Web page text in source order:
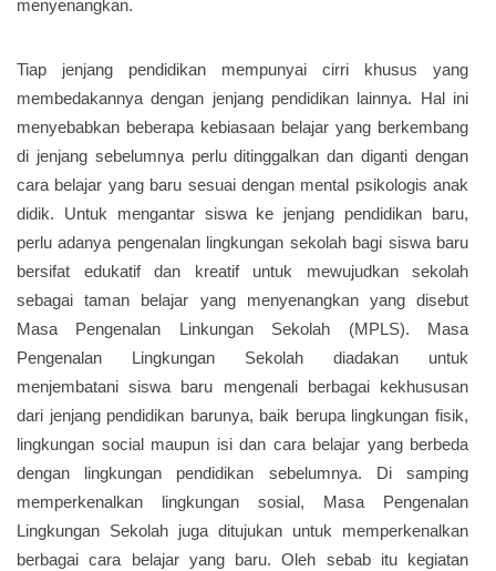
menyenangkan.
Tiap jenjang pendidikan mempunyai cirri khusus yang
membedakannya dengan jenjang pendidikan lainnya. Hal ini
menyebabkan beberapa kebiasaan belajar yang berkembang
di jenjang sebelumnya perlu ditinggalkan dan diganti dengan
cara belajar yang baru sesuai dengan mental psikologis anak
didik. Untuk mengantar siswa ke jenjang pendidikan baru,
perlu adanya pengenalan lingkungan sekolah bagi siswa baru
bersifat edukatif dan kreatif untuk mewujudkan sekolah
sebagai taman belajar yang menyenangkan yang disebut
Masa Pengenalan Linkungan Sekolah (MPLS). Masa
Pengenalan Lingkungan Sekolah diadakan untuk
menjembatani siswa baru mengenali berbagai kekhususan
dari jenjang pendidikan barunya, baik berupa lingkungan fisik,
lingkungan social maupun isi dan cara belajar yang berbeda
dengan lingkungan pendidikan sebelumnya. Di samping
memperkenalkan lingkungan sosial, Masa Pengenalan
Lingkungan Sekolah juga ditujukan untuk memperkenalkan
berbagai cara belajar yang baru. Oleh sebab itu kegiatan